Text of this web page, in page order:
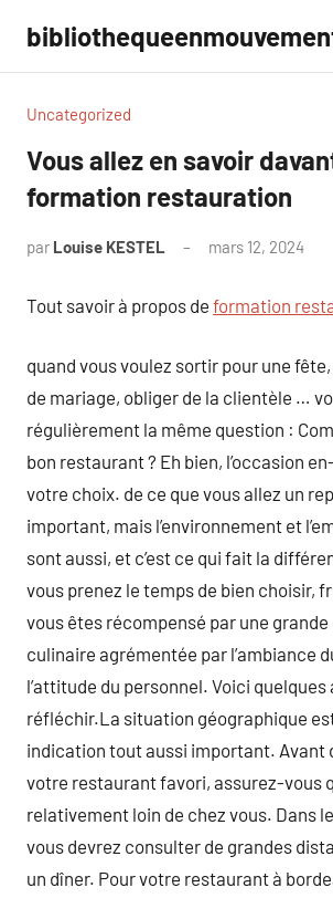
contenu
Uncategorized
Vous allez en savoir
formation restauration
par Louise KESTEL mars 12, 2024
Tout savoir à propos de formation
quand vous voulez sortir pour une
de mariage, obliger de la clientèle …
régulièrement la même question :
bon restaurant ? Eh bien, l’occasion
votre choix. de ce que vous allez un
important, mais l’environnement et
sont aussi, et c’est ce qui fait la
vous prenez le temps de bien choisir,
vous êtes récompensé par une
culinaire agrémentée par l’ambiance
l’attitude du personnel. Voici quelques
réfléchir.La situation géographique
indication tout aussi important. Avant
votre restaurant favori, assurez-vous
relativement loin de chez vous. Dans
vous devrez consulter de grandes
un dîner. Pour votre restaurant à